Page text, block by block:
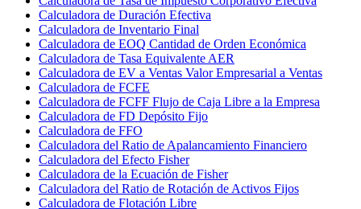
Calculadora de Duración Efectiva
Calculadora de Inventario Final
Calculadora de EOQ Cantidad de Orden Económica
Calculadora de Tasa Equivalente AER
Calculadora de EV a Ventas Valor Empresarial a Ventas
Calculadora de FCFE
Calculadora de FCFF Flujo de Caja Libre a la Empresa
Calculadora de FD Depósito Fijo
Calculadora de FFO
Calculadora del Ratio de Apalancamiento Financiero
Calculadora del Efecto Fisher
Calculadora de la Ecuación de Fisher
Calculadora del Ratio de Rotación de Activos Fijos
Calculadora de Flotación Libre